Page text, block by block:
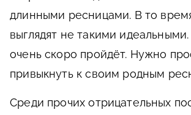
длинными ресницами. В то
выглядят не такими
очень скоро пройдёт. Нужно
привыкнуть к своим родным
Среди прочих отрицательных